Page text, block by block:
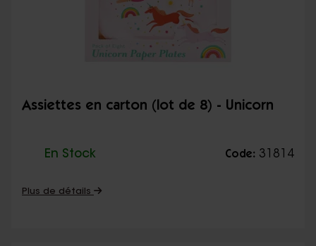
Assiettes en carton (lot de 8) - Unicorn
En Stock Code: 31814
Plus de détails